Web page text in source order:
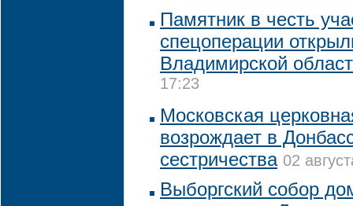
Памятник в честь
спецоперации
Владимирской
17:23
Московская
возрождает в
сестричества 02
Выборгский собор